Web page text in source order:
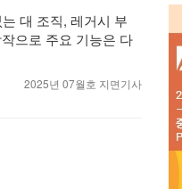
대 조직, 레거시 부
으로 주요 기능은 다
2025년 07월호 지면기사